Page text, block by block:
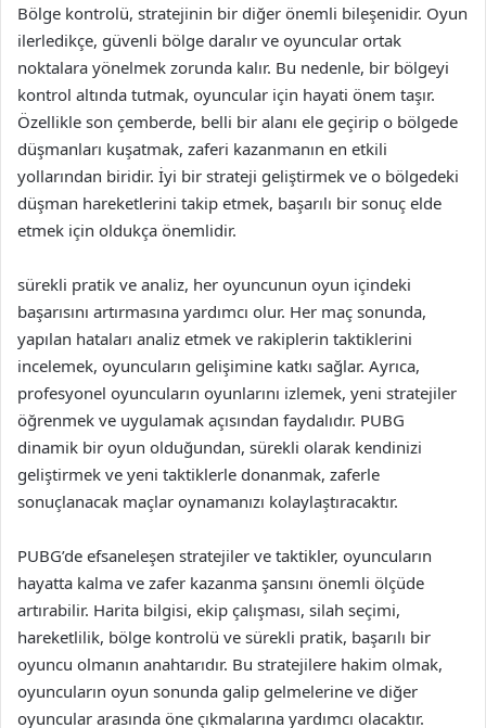
Bölge kontrolü, stratejinin bir diğer önemli bileşenidir. Oyun
ilerledikçe, güvenli bölge daralır ve oyuncular ortak
noktalara yönelmek zorunda kalır. Bu nedenle, bir bölgeyi
kontrol altında tutmak, oyuncular için hayati önem taşır.
Özellikle son çemberde, belli bir alanı ele geçirip o bölgede
düşmanları kuşatmak, zaferi kazanmanın en etkili
yollarından biridir. İyi bir strateji geliştirmek ve o bölgedeki
düşman hareketlerini takip etmek, başarılı bir sonuç elde
etmek için oldukça önemlidir.
sürekli pratik ve analiz, her oyuncunun oyun içindeki
başarısını artırmasına yardımcı olur. Her maç sonunda,
yapılan hataları analiz etmek ve rakiplerin taktiklerini
incelemek, oyuncuların gelişimine katkı sağlar. Ayrıca,
profesyonel oyuncuların oyunlarını izlemek, yeni stratejiler
öğrenmek ve uygulamak açısından faydalıdır. PUBG
dinamik bir oyun olduğundan, sürekli olarak kendinizi
geliştirmek ve yeni taktiklerle donanmak, zaferle
sonuçlanacak maçlar oynamanızı kolaylaştıracaktır.
PUBG’de efsaneleşen stratejiler ve taktikler, oyuncuların
hayatta kalma ve zafer kazanma şansını önemli ölçüde
artırabilir. Harita bilgisi, ekip çalışması, silah seçimi,
hareketlilik, bölge kontrolü ve sürekli pratik, başarılı bir
oyuncu olmanın anahtarıdır. Bu stratejilere hakim olmak,
oyuncuların oyun sonunda galip gelmelerine ve diğer
oyuncular arasında öne çıkmalarına yardımcı olacaktır.